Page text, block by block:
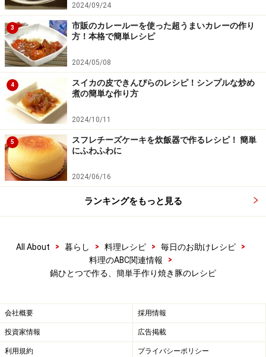
2024/09/24
3
市販のカレールーを使った超うまいカレーの作り
方！本格で簡単レシピ
2024/05/08
4
スイカの皮できんぴらのレシピ！シンプルな炒め
煮の簡単な作り方
2024/10/11
5
スフレチーズケーキを炊飯器で作るレシピ！ 簡単
にふわふわに
2024/06/16
ランキングをもっと見る
All About > 暮らし > 料理レシピ > 毎日のお助けレシピ
>
料理のABC関連情報
>
鍋ひとつで作る、簡単手作り焼き豚のレシピ
会社概要 採用情報
投資家情報 広告掲載
利用規約 プライバシーポリシー